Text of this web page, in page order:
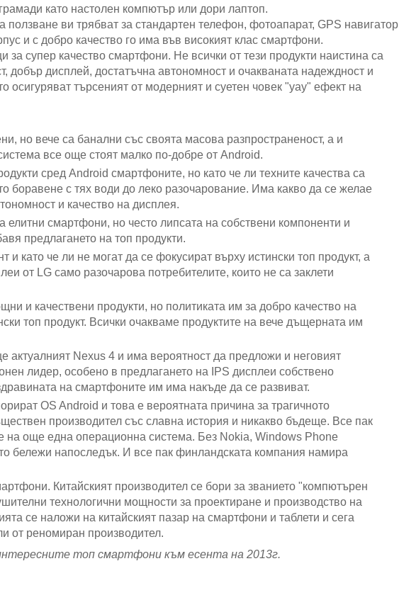
като настолен компютър или дори лаптоп.
ползване ви трябват за стандартен телефон, фотоапарат, GPS навигатор
и с добро качество го има във високият клас смартфони.
супер качество смартфони. Не всички от тези продукти наистина са
добър дисплей, достатъчна автономност и очакваната надеждност и
търсеният от модерният и суетен човек "уау" ефект на
но вече са банални със своята масова разпространеност, а и
все още стоят малко по-добре от Android.
сред Android смартфоните, но като че ли техните качества са
боравене с тях води до леко разочарование. Има какво да се желае
и качество на дисплея.
елитни смартфони, но често липсата на собствени компоненти и
предлагането на топ продукти.
и като че ли не могат да се фокусират върху истински топ продукт, а
от LG само разочарова потребителите, които не са заклети
и качествени продукти, но политиката им за добро качество на
топ продукт. Всички очакваме продуктите на вече дъщерната им
актуалният Nexus 4 и има вероятност да предложи и неговият
лидер, особено в предлагането на IPS дисплеи собствено
на смартфоните им има накъде да се развиват.
OS Android и това е вероятната причина за трагичното
производител със славна история и никакво бъдеще. Все пак
на още една операционна система. Без Nokia, Windows Phone
бележи напоследък. И все пак финландската компания намира
Китайският производител се бори за званието "компютърен
технологични мощности за проектиране и производство на
се наложи на китайският пазар на смартфони и таблети и сега
от реномиран производител.
топ смартфони към есента на 2013г.